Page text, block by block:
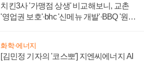
치킨3사 '가맹점 상생' 비교해보니, 교촌
'영업권 보호'·bhc '신메뉴 개발'·BBQ '원가
화학·에너지
[김민정 기자의 '코스뽀'] 지엔씨에너지 AI